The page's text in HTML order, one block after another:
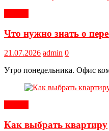
Что нужно знать о
21.07.2026 admin 0
Утро понедельника. Офис
Как выбрать квартиру